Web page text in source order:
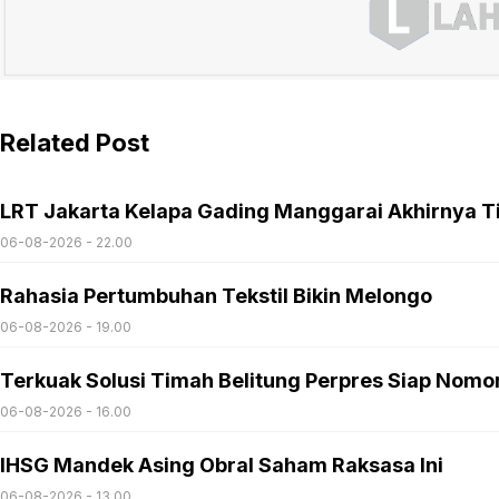
Related Post
LRT Jakarta Kelapa Gading Manggarai Akhirnya
06-08-2026 - 22.00
Rahasia Pertumbuhan Tekstil Bikin Melongo
06-08-2026 - 19.00
Terkuak Solusi Timah Belitung Perpres Siap
06-08-2026 - 16.00
IHSG Mandek Asing Obral Saham Raksasa Ini